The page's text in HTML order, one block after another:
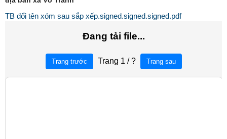
TB đổi tên xóm sau sắp xếp.signed.signed.signed.pdf